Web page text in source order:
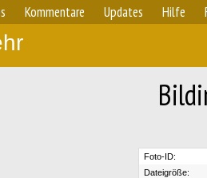
Kommentare Updates Hilfe
Foto-ID:
Dateigröße: